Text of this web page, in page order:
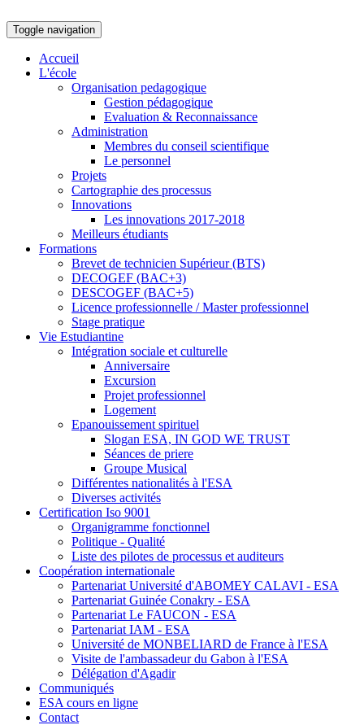
Toggle navigation
Accueil
L'école
Organisation pedagogique
Gestion pédagogique
Evaluation & Reconnaissance
Administration
Membres du conseil scientifique
Le personnel
Projets
Cartographie des processus
Innovations
Les innovations 2017-2018
Meilleurs étudiants
Formations
Brevet de technicien Supérieur (BTS)
DECOGEF (BAC+3)
DESCOGEF (BAC+5)
Licence professionnelle / Master professionnel
Stage pratique
Vie Estudiantine
Intégration sociale et culturelle
Anniversaire
Excursion
Projet professionnel
Logement
Epanouissement spirituel
Slogan ESA, IN GOD WE TRUST
Séances de priere
Groupe Musical
Différentes nationalités à l'ESA
Diverses activités
Certification Iso 9001
Organigramme fonctionnel
Politique - Qualité
Liste des pilotes de processus et auditeurs
Coopération internationale
Partenariat Université d'ABOMEY CALAVI - ESA
Partenariat Guinée Conakry - ESA
Partenariat Le FAUCON - ESA
Partenariat IAM - ESA
Université de MONBELIARD de France à l'ESA
Visite de l'ambassadeur du Gabon à l'ESA
Délégation d'Agadir
Communiqués
ESA cours en ligne
Contact